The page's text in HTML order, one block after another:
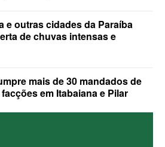
e outras cidades da Paraíba
de chuvas intensas e
mais de 30 mandados de
em Itabaiana e Pilar